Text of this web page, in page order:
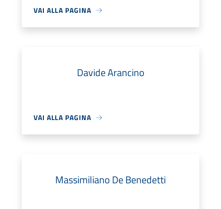
VAI ALLA PAGINA
Davide Arancino
VAI ALLA PAGINA
Massimiliano De Benedetti